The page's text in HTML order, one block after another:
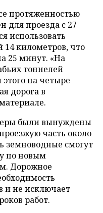
протяженностью
для проезда с 27
использовать
километров, что
25 минут. «На
тоннелей
на четыре
дорога в
были вынуждены
часть около
земноводные смогут
по новым
Дорожное
и не исключает
работ.